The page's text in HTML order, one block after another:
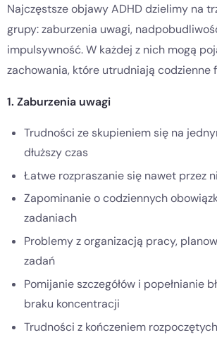
Najczęstsze objawy ADHD dzielimy na
grupy: zaburzenia uwagi,
impulsywność. W każdej z nich mogą
zachowania, które utrudniają codzienne
1. Zaburzenia uwagi
Trudności ze skupieniem się na
dłuższy czas
Łatwe rozpraszanie się nawet przez
Zapominanie o codziennych
zadaniach
Problemy z organizacją pracy,
zadań
Pomijanie szczegółów i popełnianie
braku koncentracji
Trudności z kończeniem